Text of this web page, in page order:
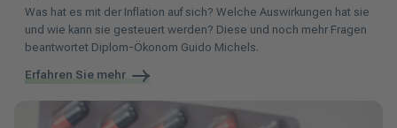
Was hat es mit der Inflation auf sich? Welche Auswirkungen hat sie
und wie kann sie gesteuert werden? Diese und noch mehr Fragen
beantwortet Diplom-Ökonom Guido Michels.
Erfahren Sie mehr